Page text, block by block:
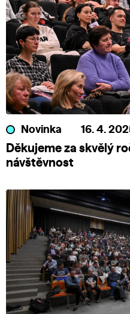
Novinka 16. 4.
Děkujeme za skvělý
návštěvnost